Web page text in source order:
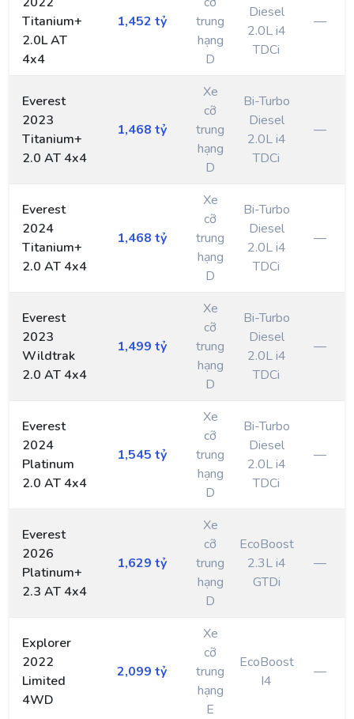
Titanium+
2.0L AT
4x4
1,452 tỷ
trung
hạng
D
Diesel
2.0L i4
TDCi
—
Everest
2023
Titanium+
2.0 AT 4x4
1,468 tỷ
Xe
cỡ
trung
hạng
D
Bi-Turbo
Diesel
2.0L i4
TDCi
—
Everest
2024
Titanium+
2.0 AT 4x4
1,468 tỷ
Xe
cỡ
trung
hạng
D
Bi-Turbo
Diesel
2.0L i4
TDCi
—
Everest
2023
Wildtrak
2.0 AT 4x4
1,499 tỷ
Xe
cỡ
trung
hạng
D
Bi-Turbo
Diesel
2.0L i4
TDCi
—
Everest
2024
Platinum
2.0 AT 4x4
1,545 tỷ
Xe
cỡ
trung
hạng
D
Bi-Turbo
Diesel
2.0L i4
TDCi
—
Everest
2026
Platinum+
2.3 AT 4x4
1,629 tỷ
Xe
cỡ
trung
hạng
D
EcoBoost
2.3L i4
GTDi
—
Explorer
2022
Limited
4WD
2,099 tỷ
Xe
cỡ
trung
hạng
E
EcoBoost
I4
—